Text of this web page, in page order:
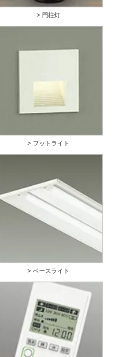
> 門柱灯
> フットライト
> ベースライト